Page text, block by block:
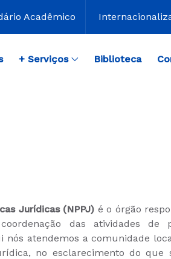
Acadêmico
+ Serviços Biblioteca
Jurídicas (NPPJ) é o órgão
das atividades de
nós atendemos a comunidade
no esclarecimento do que